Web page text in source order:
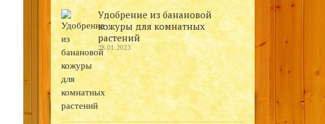
Удобрение из банановой
кожуры для комнатных
растений
28.01.2023